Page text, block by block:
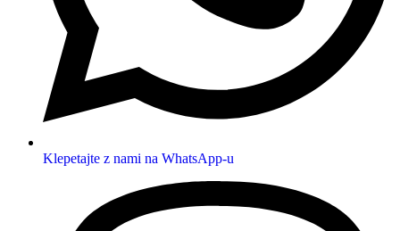
Klepetajte z nami na WhatsApp-u